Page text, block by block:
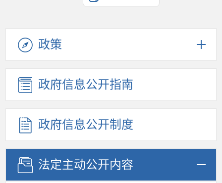
政策
政府信息公开指南
政府信息公开制度
法定主动公开内容